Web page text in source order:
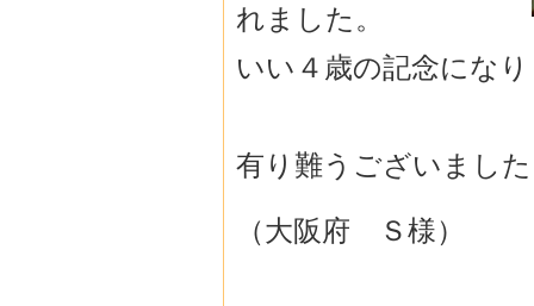
れました。
いい４歳の記念にな
有り難うございまし
（大阪府 Ｓ様）